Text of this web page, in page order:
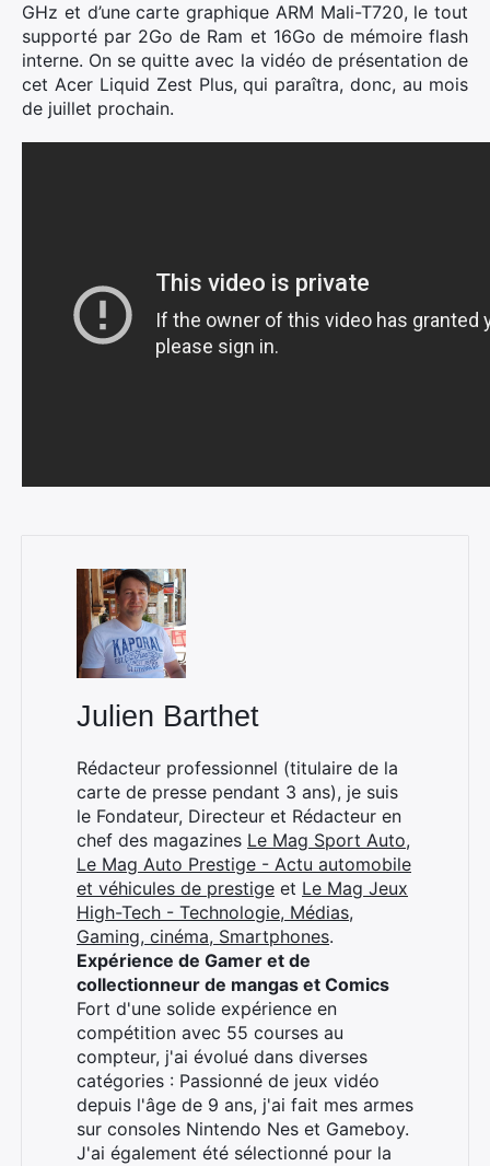
GHz et d’une carte graphique ARM Mali-T720, le tout
supporté par 2Go de Ram et 16Go de mémoire flash
interne. On se quitte avec la vidéo de présentation de
cet Acer Liquid Zest Plus, qui paraîtra, donc, au mois
de juillet prochain.
Julien Barthet
Rédacteur professionnel (titulaire de la
carte de presse pendant 3 ans), je suis
le Fondateur, Directeur et Rédacteur en
chef des magazines Le Mag Sport Auto,
Le Mag Auto Prestige - Actu automobile
et véhicules de prestige et Le Mag Jeux
High-Tech - Technologie, Médias,
Gaming, cinéma, Smartphones.
Expérience de Gamer et de
collectionneur de mangas et Comics
Fort d'une solide expérience en
compétition avec 55 courses au
compteur, j'ai évolué dans diverses
catégories : Passionné de jeux vidéo
depuis l'âge de 9 ans, j'ai fait mes armes
sur consoles Nintendo Nes et Gameboy.
J'ai également été sélectionné pour la